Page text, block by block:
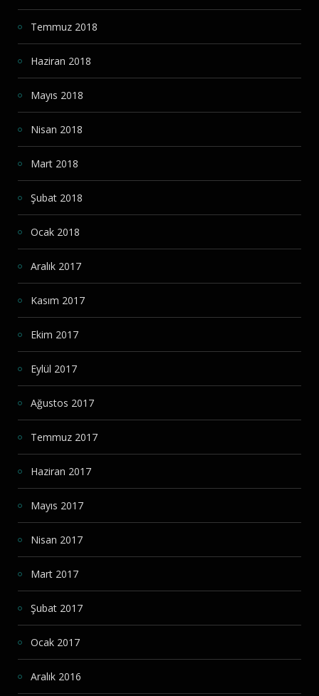
Temmuz 2018
Haziran 2018
Mayıs 2018
Nisan 2018
Mart 2018
Şubat 2018
Ocak 2018
Aralık 2017
Kasım 2017
Ekim 2017
Eylül 2017
Ağustos 2017
Temmuz 2017
Haziran 2017
Mayıs 2017
Nisan 2017
Mart 2017
Şubat 2017
Ocak 2017
Aralık 2016